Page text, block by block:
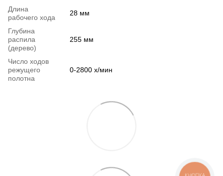
Длина
рабочего хода
28 мм
Глубина
распила
(дерево)
255 мм
Число ходов
режущего
полотна
0-2800 х/мин